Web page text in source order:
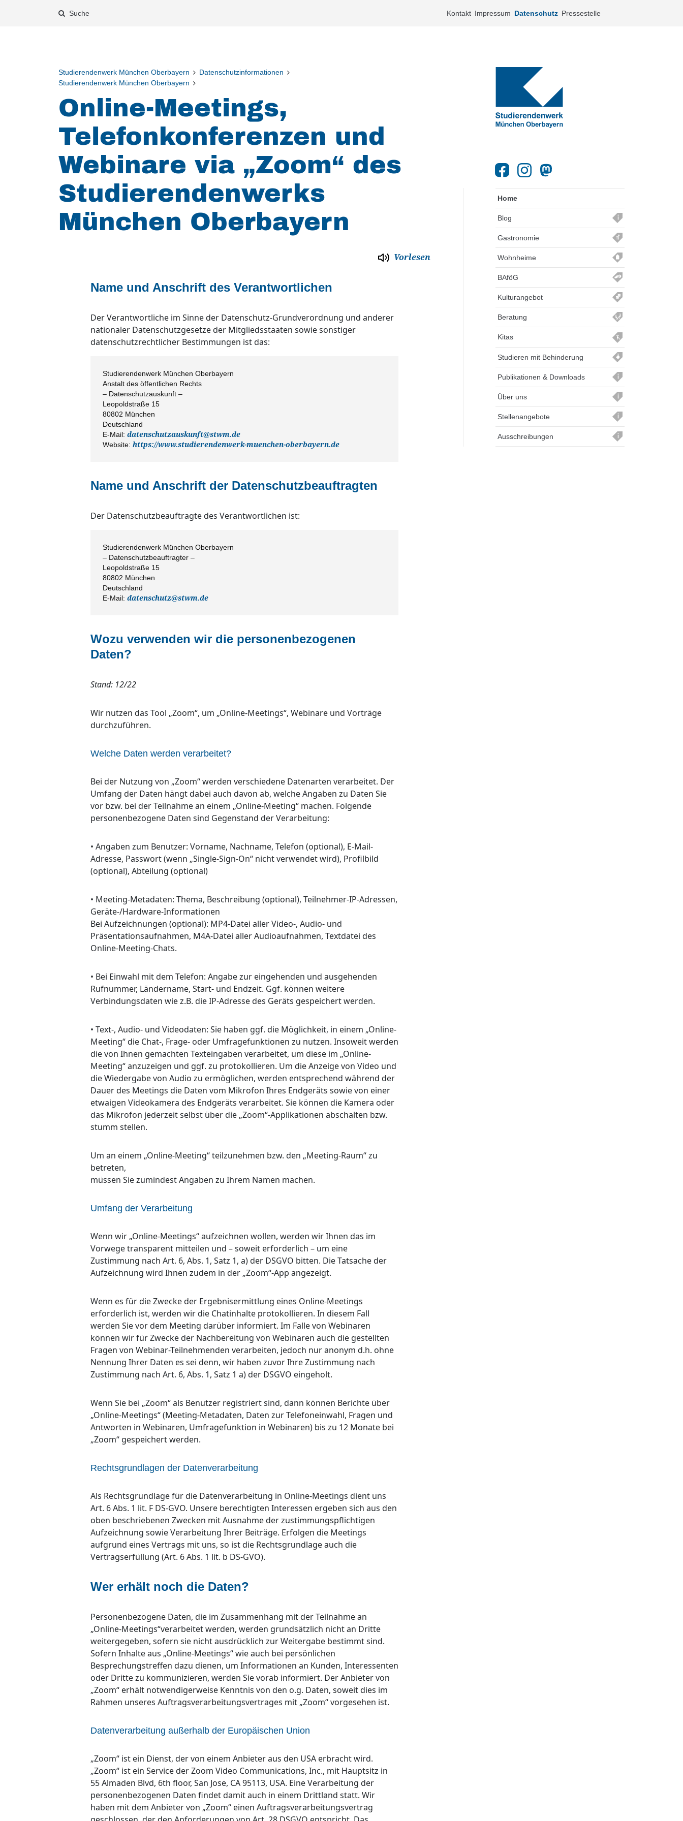
Kontakt Impressum Datenschutz Pressestelle
Suche
Studierendenwerk München Oberbayern
Datenschutzinformationen
Studierendenwerk München Oberbayern
Online-Meetings,
Telefonkonferenzen und
Webinare via „Zoom“ des
Studierendenwerks
München Oberbayern
Vorlesen
Name und Anschrift des Verantwortlichen
Der Verantwortliche im Sinne der Datenschutz-Grundverordnung und anderer
nationaler Datenschutzgesetze der Mitgliedsstaaten sowie sonstiger
datenschutzrechtlicher Bestimmungen ist das:
Studierendenwerk München Oberbayern
Anstalt des öffentlichen Rechts
– Datenschutzauskunft –
Leopoldstraße 15
80802 München
Deutschland
E-Mail: datenschutzauskunft@stwm.de
Website: https://www.studierendenwerk-muenchen-oberbayern.de
Name und Anschrift der Datenschutzbeauftragten
Der Datenschutzbeauftragte des Verantwortlichen ist:
Studierendenwerk München Oberbayern
– Datenschutzbeauftragter –
Leopoldstraße 15
80802 München
Deutschland
E-Mail: datenschutz@stwm.de
Wozu verwenden wir die personenbezogenen
Daten?
Stand: 12/22
Wir nutzen das Tool „Zoom“, um „Online-Meetings“, Webinare und Vorträge
durchzuführen.
Welche Daten werden verarbeitet?
Bei der Nutzung von „Zoom“ werden verschiedene Datenarten verarbeitet. Der
Umfang der Daten hängt dabei auch davon ab, welche Angaben zu Daten Sie
vor bzw. bei der Teilnahme an einem „Online-Meeting“ machen. Folgende
personenbezogene Daten sind Gegenstand der Verarbeitung:
• Angaben zum Benutzer: Vorname, Nachname, Telefon (optional), E-Mail-
Adresse, Passwort (wenn „Single-Sign-On“ nicht verwendet wird), Profilbild
(optional), Abteilung (optional)
• Meeting-Metadaten: Thema, Beschreibung (optional), Teilnehmer-IP-Adressen,
Geräte-/Hardware-Informationen
Bei Aufzeichnungen (optional): MP4-Datei aller Video-, Audio- und
Präsentationsaufnahmen, M4A-Datei aller Audioaufnahmen, Textdatei des
Online-Meeting-Chats.
• Bei Einwahl mit dem Telefon: Angabe zur eingehenden und ausgehenden
Rufnummer, Ländername, Start- und Endzeit. Ggf. können weitere
Verbindungsdaten wie z.B. die IP-Adresse des Geräts gespeichert werden.
• Text-, Audio- und Videodaten: Sie haben ggf. die Möglichkeit, in einem „Online-
Meeting“ die Chat-, Frage- oder Umfragefunktionen zu nutzen. Insoweit werden
die von Ihnen gemachten Texteingaben verarbeitet, um diese im „Online-
Meeting“ anzuzeigen und ggf. zu protokollieren. Um die Anzeige von Video und
die Wiedergabe von Audio zu ermöglichen, werden entsprechend während der
Dauer des Meetings die Daten vom Mikrofon Ihres Endgeräts sowie von einer
etwaigen Videokamera des Endgeräts verarbeitet. Sie können die Kamera oder
das Mikrofon jederzeit selbst über die „Zoom“-Applikationen abschalten bzw.
stumm stellen.
Um an einem „Online-Meeting“ teilzunehmen bzw. den „Meeting-Raum“ zu
betreten,
müssen Sie zumindest Angaben zu Ihrem Namen machen.
Umfang der Verarbeitung
Wenn wir „Online-Meetings“ aufzeichnen wollen, werden wir Ihnen das im
Vorwege transparent mitteilen und – soweit erforderlich – um eine
Zustimmung nach Art. 6, Abs. 1, Satz 1, a) der DSGVO bitten. Die Tatsache der
Aufzeichnung wird Ihnen zudem in der „Zoom“-App angezeigt.
Wenn es für die Zwecke der Ergebnisermittlung eines Online-Meetings
erforderlich ist, werden wir die Chatinhalte protokollieren. In diesem Fall
werden Sie vor dem Meeting darüber informiert. Im Falle von Webinaren
können wir für Zwecke der Nachbereitung von Webinaren auch die gestellten
Fragen von Webinar-Teilnehmenden verarbeiten, jedoch nur anonym d.h. ohne
Nennung Ihrer Daten es sei denn, wir haben zuvor Ihre Zustimmung nach
Zustimmung nach Art. 6, Abs. 1, Satz 1 a) der DSGVO eingeholt.
Wenn Sie bei „Zoom“ als Benutzer registriert sind, dann können Berichte über
„Online-Meetings“ (Meeting-Metadaten, Daten zur Telefoneinwahl, Fragen und
Antworten in Webinaren, Umfragefunktion in Webinaren) bis zu 12 Monate bei
„Zoom“ gespeichert werden.
Rechtsgrundlagen der Datenverarbeitung
Als Rechtsgrundlage für die Datenverarbeitung in Online-Meetings dient uns
Art. 6 Abs. 1 lit. F DS-GVO. Unsere berechtigten Interessen ergeben sich aus den
oben beschriebenen Zwecken mit Ausnahme der zustimmungspflichtigen
Aufzeichnung sowie Verarbeitung Ihrer Beiträge. Erfolgen die Meetings
aufgrund eines Vertrags mit uns, so ist die Rechtsgrundlage auch die
Vertragserfüllung (Art. 6 Abs. 1 lit. b DS-GVO).
Wer erhält noch die Daten?
Personenbezogene Daten, die im Zusammenhang mit der Teilnahme an
„Online-Meetings“verarbeitet werden, werden grundsätzlich nicht an Dritte
weitergegeben, sofern sie nicht ausdrücklich zur Weitergabe bestimmt sind.
Sofern Inhalte aus „Online-Meetings“ wie auch bei persönlichen
Besprechungstreffen dazu dienen, um Informationen an Kunden, Interessenten
oder Dritte zu kommunizieren, werden Sie vorab informiert. Der Anbieter von
„Zoom“ erhält notwendigerweise Kenntnis von den o.g. Daten, soweit dies im
Rahmen unseres Auftragsverarbeitungsvertrages mit „Zoom“ vorgesehen ist.
Datenverarbeitung außerhalb der Europäischen Union
„Zoom“ ist ein Dienst, der von einem Anbieter aus den USA erbracht wird.
„Zoom“ ist ein Service der Zoom Video Communications, Inc., mit Hauptsitz in
55 Almaden Blvd, 6th floor, San Jose, CA 95113, USA. Eine Verarbeitung der
personenbezogenen Daten findet damit auch in einem Drittland statt. Wir
haben mit dem Anbieter von „Zoom“ einen Auftragsverarbeitungsvertrag
Home
Blog
Gastronomie
Wohnheime
BAföG
Kulturangebot
Beratung
Kitas
Studieren mit Behinderung
Publikationen & Downloads
Über uns
Stellenangebote
Ausschreibungen